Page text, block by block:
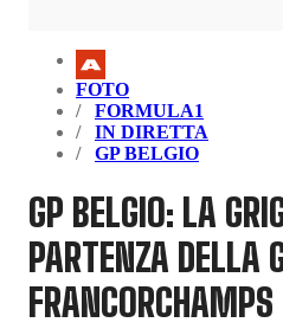
FOTO
FORMULA1
IN DIRETTA
GP BELGIO
GP BELGIO: LA
PARTENZA DELLA
FRANCORCHAMPS